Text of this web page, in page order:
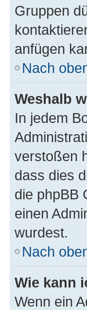
Gruppen
anfügen
Nach
Weshalb
In jedem
verstoßen
dass dies
die phpBB
einen
wurdest.
Nach
Wie kann
Wenn ein